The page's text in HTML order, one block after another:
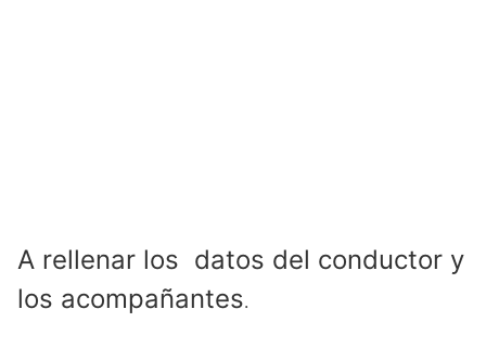
A rellenar los datos del conductor y
los acompañantes.